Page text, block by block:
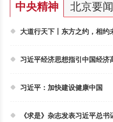
中央精神 北京要闻
习近平：加快建设健康中国